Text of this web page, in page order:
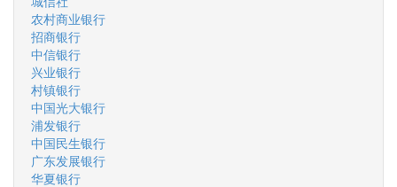
农村商业银行
招商银行
中信银行
兴业银行
村镇银行
中国光大银行
浦发银行
中国民生银行
广东发展银行
华夏银行